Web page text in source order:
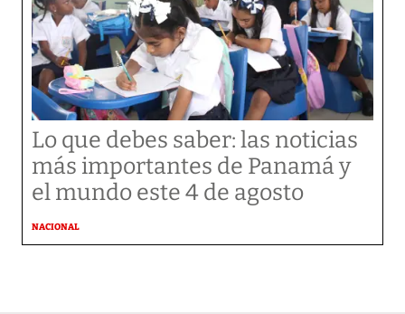
Lo que debes saber: las noticias
más importantes de Panamá y
el mundo este 4 de agosto
NACIONAL